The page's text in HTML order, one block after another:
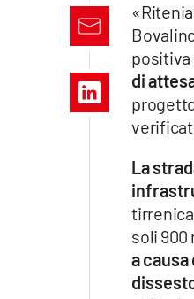
lacapitalenews.it
positiva
di
La
soli 900
a